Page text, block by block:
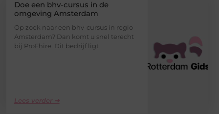
Doe een bhv-cursus in de
omgeving Amsterdam
Op zoek naar een bhv-cursus in regio
Amsterdam? Dan komt u snel terecht
bij ProFhire. Dit bedrijf ligt
Lees verder ➜